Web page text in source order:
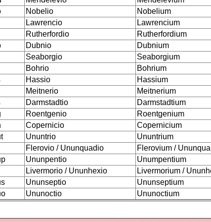
Nobelio
Nobelium
Lawrencio
Lawrencium
Rutherfordio
Rutherfordium
Dubnio
Dubnium
Seaborgio
Seaborgium
Bohrio
Bohrium
Hassio
Hassium
Meitnerio
Meitnerium
Darmstadtio
Darmstadtium
Roentgenio
Roentgenium
Copernicio
Copernicium
Ununtrio
Ununtrium
Flerovio / Ununquadio
Flerovium /
Ununpentio
Unumpentium
Livermorio / Ununhexio
Livermorium /
Ununseptio
Ununseptium
Ununoctio Ununoctium